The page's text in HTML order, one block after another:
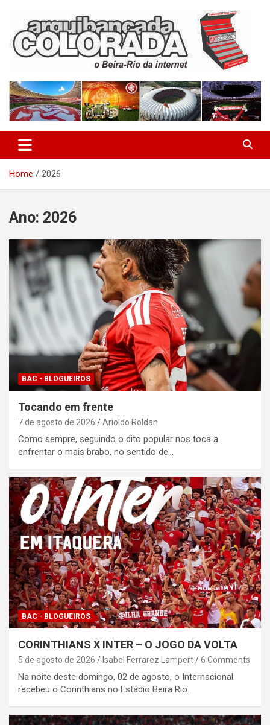
content
Arquibancada Colorada
Home 2026
Ano: 2026
BAC - BLOGUEIROS
Tocando em frente
7 de agosto de 2026 Arioldo Roldan
Como sempre, seguindo o dito popular nos toca a
enfrentar o mais brabo, no sentido de…
BAC - BLOGUEIROS
CORINTHIANS X INTER – O JOGO DA VOLTA
5 de agosto de 2026 Isabel Ferrarez Lampert 6 Comments
Na noite deste domingo, 02 de agosto, o Internacional
recebeu o Corinthians no Estádio Beira Rio…